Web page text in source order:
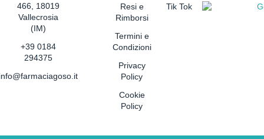
466, 18019
Vallecrosia
(IM)
+39 0184
294375
Resi e
Rimborsi
Termini e
Condizioni
Privacy
Policy
Cookie
Policy
Tik Tok